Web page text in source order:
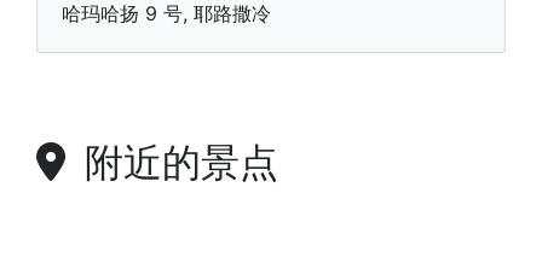
哈玛哈扬 9 号, 耶路撒冷
附近的景点